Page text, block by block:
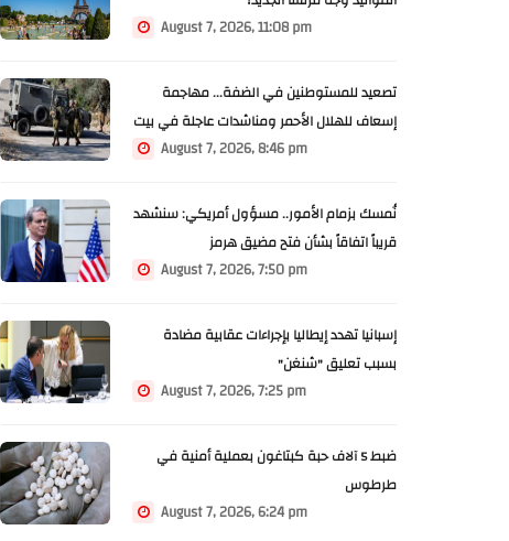
August 7, 2026, 11:08 pm
تصعيد للمستوطنين في الضفة... مهاجمة
إسعاف للهلال الأحمر ومناشدات عاجلة في بيت
August 7, 2026, 8:46 pm
نُمسك بزمام الأمور.. مسؤول أمريكي: سنشهد
قريباً اتفاقاً بشأن فتح مضيق هرمز
August 7, 2026, 7:50 pm
إسبانيا تهدد إيطاليا بإجراءات عقابية مضادة
بسبب تعليق "شنغن"
August 7, 2026, 7:25 pm
ضبط 5 آلاف حبة كبتاغون بعملية أمنية في
طرطوس
August 7, 2026, 6:24 pm